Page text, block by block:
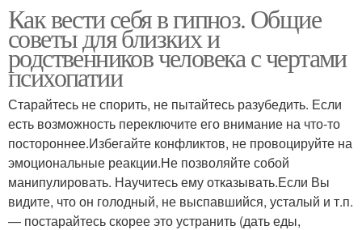
Как вести себя в гипноз. Общие
советы для близких и
родственников человека с чертами
психопатии
Старайтесь не спорить, не пытайтесь разубедить. Если
есть возможность переключите его внимание на что-то
постороннее.Избегайте конфликтов, не провоцируйте на
эмоциональные реакции.Не позволяйте собой
манипулировать. Научитесь ему отказывать.Если Вы
видите, что он голодный, не выспавшийся, усталый и т.п.
— постарайтесь скорее это устранить (дать еды,